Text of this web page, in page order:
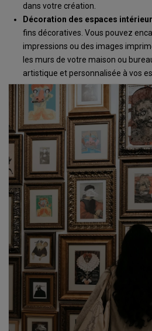
dans votre création.
Décoration des espaces
fins décoratives. Vous pouvez
impressions ou des images
les murs de votre maison ou
artistique et personnalisée à vos